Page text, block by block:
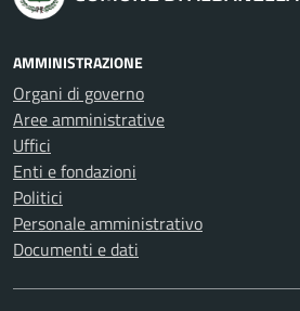
AMMINISTRAZIONE
Organi di governo
Aree amministrative
Uffici
Enti e fondazioni
Politici
Personale amministrativo
Documenti e dati